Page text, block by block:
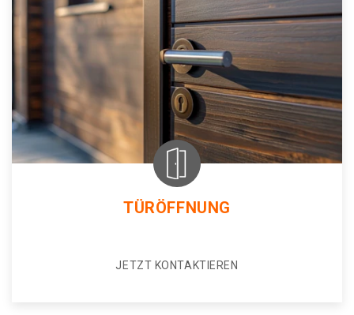
TÜRÖFFNUNG
JETZT KONTAKTIEREN